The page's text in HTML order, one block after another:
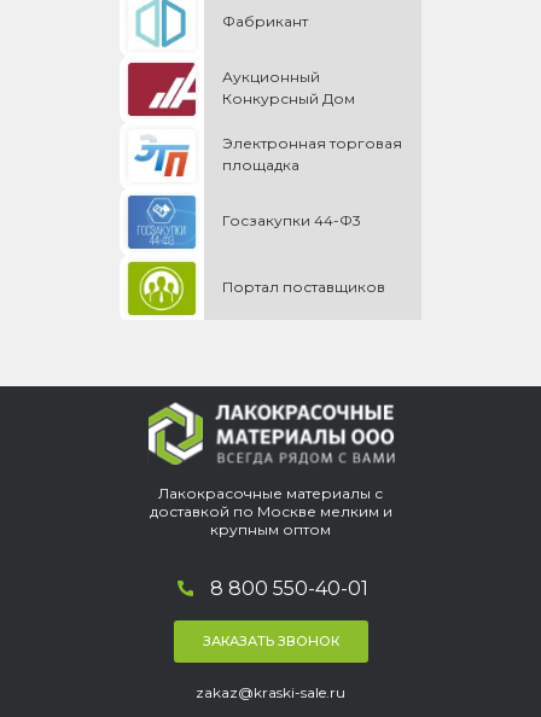
Фабрикант
Аукционный
Конкурсный Дом
Электронная торговая
площадка
Госзакупки 44-Ф3
Портал поставщиков
Лакокрасочные материалы с
доставкой по Москве мелким и
крупным оптом
8 800 550-40-01
ЗАКАЗАТЬ ЗВОНОК
zakaz@kraski-sale.ru